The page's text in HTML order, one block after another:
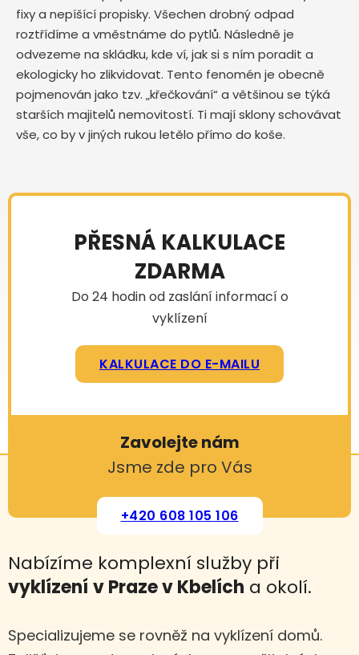
fixy a nepíšící propisky. Všechen drobný odpad
roztřídíme a vměstnáme do pytlů. Následně je
odvezeme na skládku, kde ví, jak si s ním poradit a
ekologicky ho zlikvidovat. Tento fenomén je obecně
pojmenován jako tzv. „křečkování“ a většinou se týká
starších majitelů nemovitostí. Ti mají sklony schovávat
vše, co by v jiných rukou letělo přímo do koše.
PŘESNÁ KALKULACE
ZDARMA
Do 24 hodin od zaslání informací o
vyklízení
KALKULACE DO E-MAILU
Zavolejte nám
Jsme zde pro Vás
+420 608 105 106
Nabízíme komplexní služby při
vyklízení v Praze v Kbelích a okolí.
Specializujeme se rovněž na vyklízení domů.